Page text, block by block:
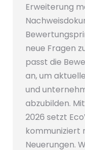
Erweiterung
neue Fragen
passt die
an, um
und
abzubilden.
2026 setzt
kommuniziert
Neuerungen.